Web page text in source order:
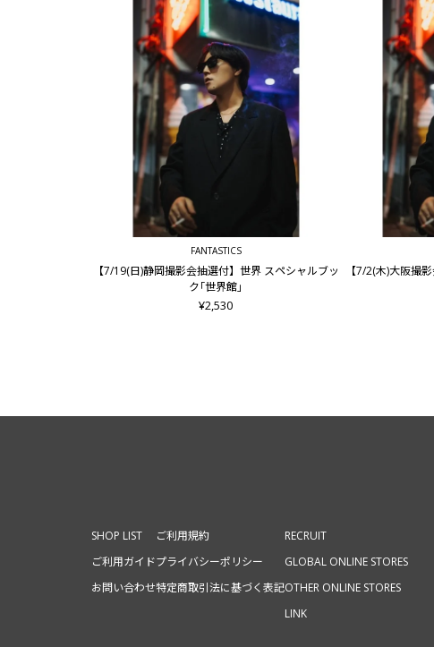
FANTASTICS
【7/19(日)静岡撮影会抽選付】世界 スペシャルブッ
ク｢世界館｣
¥2,530
【7/2(木)大阪撮
SHOP LIST
ご利用ガイド
お問い合わせ
ご利用規約
プライバシーポリシー
特定商取引法に基づく表記
RECRUIT
GLOBAL ONLINE STORES
OTHER ONLINE STORES
LINK